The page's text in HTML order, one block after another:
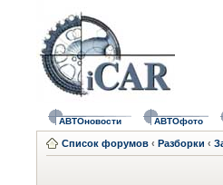
АВТОновости АВТОфото
Список форумов ‹ Разборки ‹